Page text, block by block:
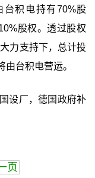
台积电持有70%股
股权。透过股权
力支持下，总计投
台积电营运。
设厂，德国政府补
页